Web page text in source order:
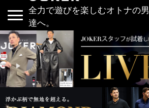
全力で遊びを楽しむオトナの男
達へ。